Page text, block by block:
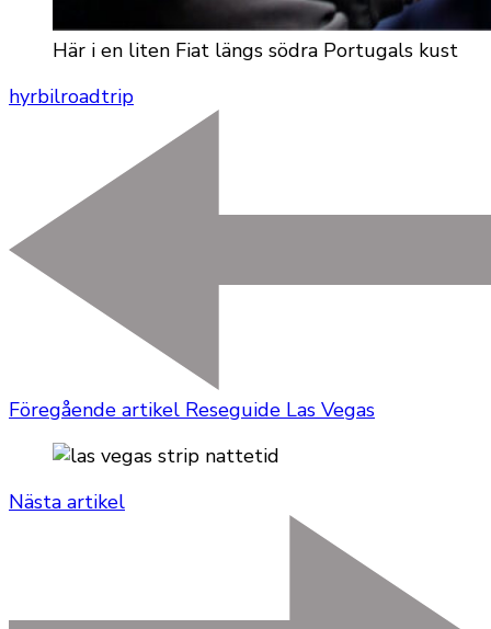
Här i en liten Fiat längs södra Portugals kust
hyrbilroadtrip
Föregående artikel Reseguide Las Vegas
Nästa artikel